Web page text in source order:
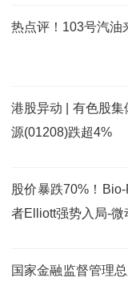
热点评！103号汽油
港股异动 | 有色股
源(01208)跌超4%
股价暴跌70%！
者Elliott强势入局-微
国家金融监督管理